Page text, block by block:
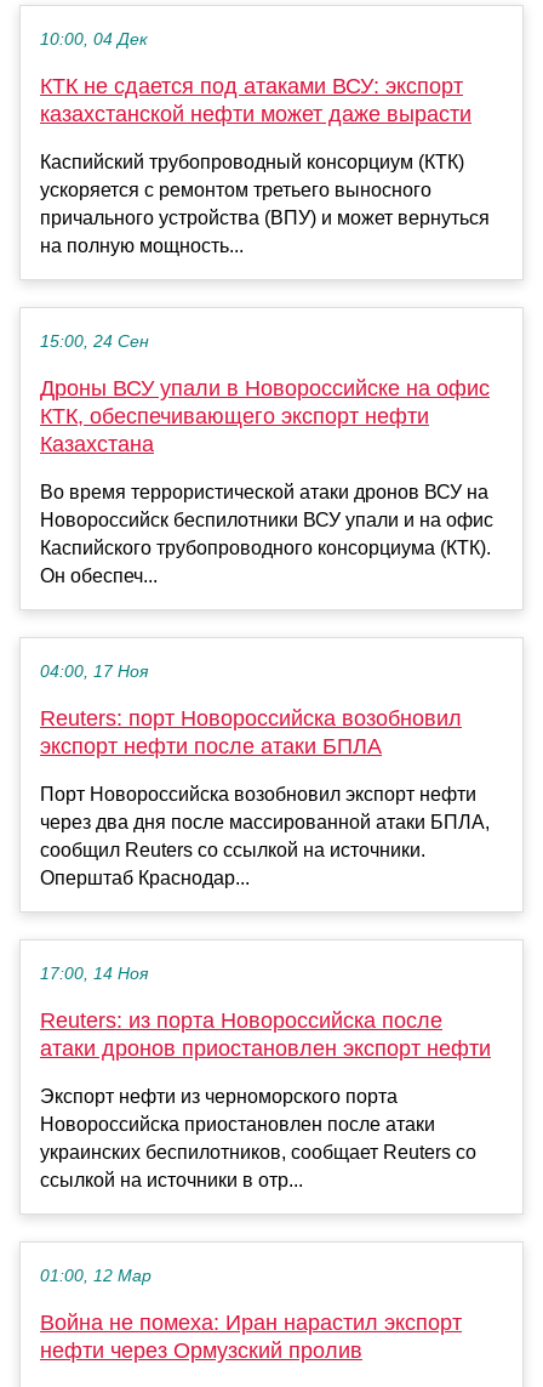
10:00, 04 Дек
КТК не сдается под атаками ВСУ: экспорт
казахстанской нефти может даже вырасти
Каспийский трубопроводный консорциум (КТК)
ускоряется с ремонтом третьего выносного
причального устройства (ВПУ) и может вернуться
на полную мощность...
15:00, 24 Сен
Дроны ВСУ упали в Новороссийске на офис
КТК, обеспечивающего экспорт нефти
Казахстана
Во время террористической атаки дронов ВСУ на
Новороссийск беспилотники ВСУ упали и на офис
Каспийского трубопроводного консорциума (КТК).
Он обеспеч...
04:00, 17 Ноя
Reuters: порт Новороссийска возобновил
экспорт нефти после атаки БПЛА
Порт Новороссийска возобновил экспорт нефти
через два дня после массированной атаки БПЛА,
сообщил Reuters со ссылкой на источники.
Оперштаб Краснодар...
17:00, 14 Ноя
Reuters: из порта Новороссийска после
атаки дронов приостановлен экспорт нефти
Экспорт нефти из черноморского порта
Новороссийска приостановлен после атаки
украинских беспилотников, сообщает Reuters со
ссылкой на источники в отр...
01:00, 12 Мар
Война не помеха: Иран нарастил экспорт
нефти через Ормузский пролив